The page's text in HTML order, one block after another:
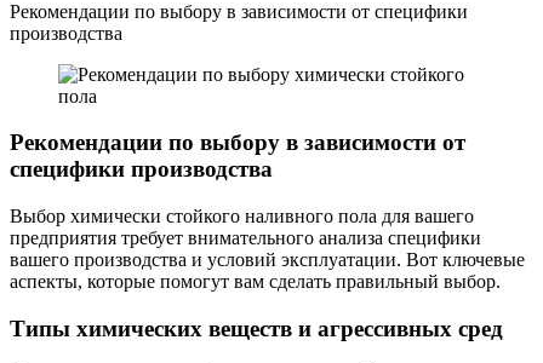
Рекомендации по выбору в зависимости от специфики
производства
Рекомендации по выбору в зависимости от
специфики производства
Выбор химически стойкого наливного пола для вашего
предприятия требует внимательного анализа специфики
вашего производства и условий эксплуатации. Вот ключевые
аспекты, которые помогут вам сделать правильный выбор.
Типы химических веществ и агрессивных сред